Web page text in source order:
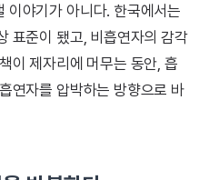
이야기가 아니다. 한국에서는
표준이 됐고, 비흡연자의 감각
이 제자리에 머무는 동안, 흡
연자를 압박하는 방향으로 바